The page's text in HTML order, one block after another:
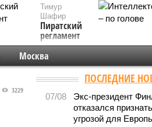
Тимур
Шафир
Пиратский
регламент
Москва
3229
ПОСЛЕДНИЕ
07/08
Экс-президент
отказался
угрозой для